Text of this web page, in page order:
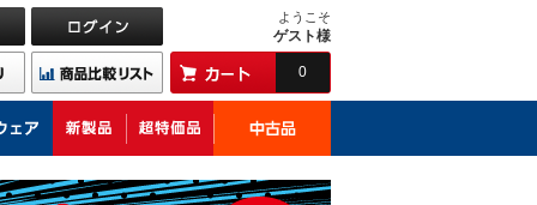
ようこそ
ゲスト様
0